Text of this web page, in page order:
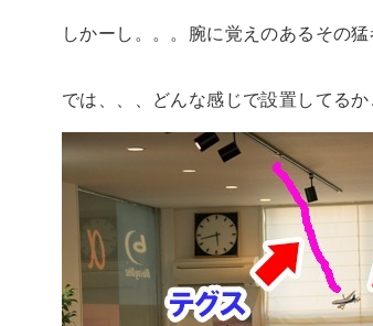
しかーし。。。腕に覚えのあるその
では、、、どんな感じで設置してるか